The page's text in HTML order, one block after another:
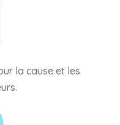
la cause et les